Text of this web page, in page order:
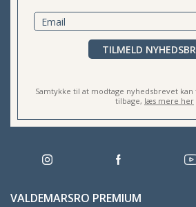
TILMELD
Samtykke til at modtage nyhedsbrevet
tilbage, læs mere her
VALDEMARSRO PREMIUM